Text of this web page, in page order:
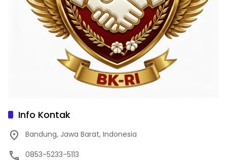
Info Kontak
Bandung, Jawa Barat, Indonesia
0853-5233-5113